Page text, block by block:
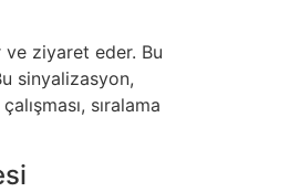
ziyaret eder. Bu
sinyalizasyon,
sıralama